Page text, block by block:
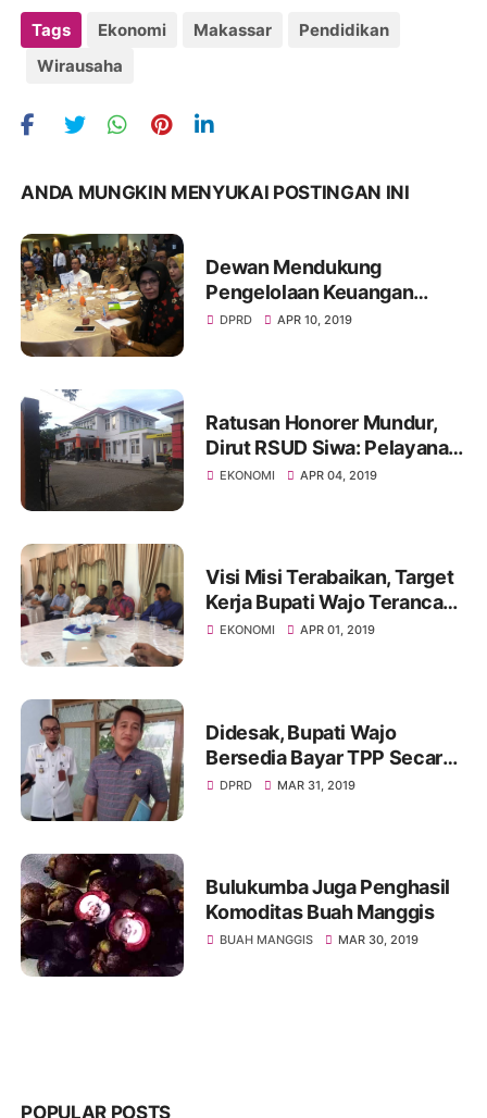
Tags Ekonomi Makassar
Pendidikan
Wirausaha
ANDA MUNGKIN MENYUKAI POSTINGAN INI
Dewan Mendukung
Pengelolaan Keuangan
Berbasis Online di Wajo
DPRD APR 10, 2019
Ratusan Honorer Mundur,
Dirut RSUD Siwa: Pelayanan
Tetap Normal
EKONOMI APR 04, 2019
Visi Misi Terabaikan, Target
Kerja Bupati Wajo Terancam
Gagal
EKONOMI APR 01, 2019
Didesak, Bupati Wajo
Bersedia Bayar TPP Secara
Utuh
DPRD MAR 31, 2019
Bulukumba Juga Penghasil
Komoditas Buah Manggis
BUAH MANGGIS MAR 30, 2019
POPULAR POSTS